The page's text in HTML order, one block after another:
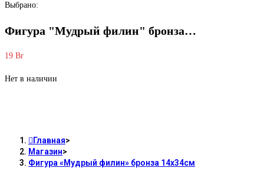
сайте
Выбрано:
Фигура "Мудрый филин" бронза…
19 Br
Нет в наличии
Главная>
Магазин>
Фигура «Мудрый филин» бронза 14х34см